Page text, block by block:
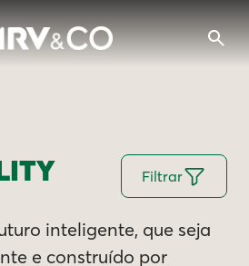
Filtrar
inteligente, que seja
e construído por